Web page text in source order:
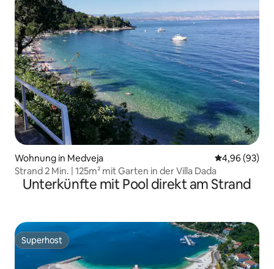
Wohnung in Medveja
4,96 (93)
Strand 2 Min. | 125m² mit Garten in der Villa Dada
Unterkünfte mit Pool direkt am Strand
Superhost
Superhost